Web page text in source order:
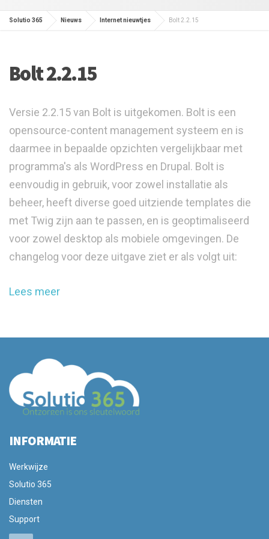
Solutio 365 Nieuws Internet nieuwtjes Bolt 2.2.15
Bolt 2.2.15
Versie 2.2.15 van Bolt is uitgekomen. Bolt is een
opensource-content management systeem en is
daarmee in bepaalde opzichten vergelijkbaar met
programma's als WordPress en Drupal. Bolt is
eenvoudig in gebruik, voor zowel installatie als
beheer, heeft diverse goed uitziende templates die
met Twig zijn aan te passen, en is geoptimaliseerd
voor zowel desktop als mobiele omgevingen. De
changelog voor deze uitgave ziet er als volgt uit:
Lees meer
INFORMATIE
Werkwijze
Solutio 365
Diensten
Support